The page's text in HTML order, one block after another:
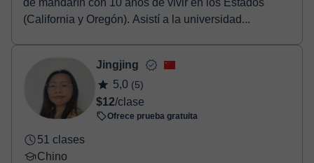
de mandarín con 10 años de vivir en los Estados
(California y Oregón). Asistí a la universidad...
Jingjing
5,0 (5)
$12/clase
Ofrece prueba gratuita
51 clases
Chino